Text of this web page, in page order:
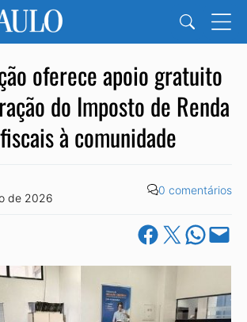
oferece apoio gratuito
do Imposto de Renda
à comunidade
de 2026
0 comentários
Share on Facebook
Share on X Share on
Email this